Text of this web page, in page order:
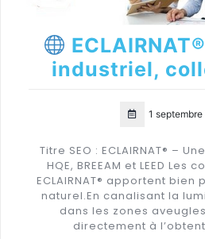
industriel,
1
Titre SEO : ECLAIRNAT® –
HQE, BREEAM et LEED
ECLAIRNAT® apportent bien
naturel.En canalisant la
dans les zones
directement à